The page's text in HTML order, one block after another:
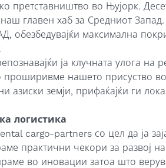
претставништво во Њујорк.
главен хаб за Средниот
обезбедувајќи максимална
ја клучната улога на
проширивме нашето присуство
азиски земји, прифаќајќи ги
логистика
cargo-partners со цел да ја
практични чекори за развој
во иновации затоа што